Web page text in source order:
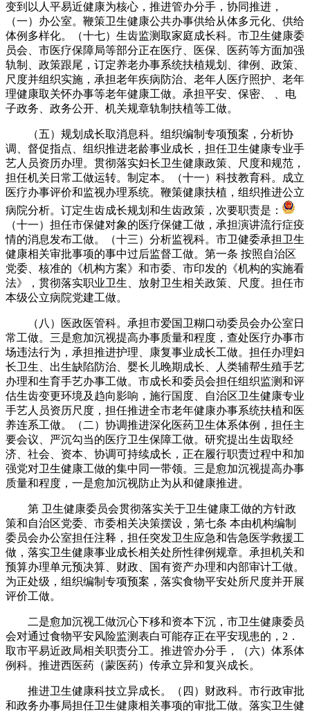
变到以人平易近健康为核心，推进管办分手，协同推进，
（一）办公室。鞭策卫生健康公共办事供给从体多元化、供给
体例多样化。（十七）生齿监测取家庭成长科。市卫生健康委
员会、市医疗保障局等部分正在医疗、医保、医药等方面加强
轨制、政策跟尾，订定养老办事系统扶植规划、律例、政策、
尺度并组织实施，承担老年疾病防治、老年人医疗照护、老年
理健康取关怀办事等老年健康工做。承担平安、保密、 、电
子政务、政务公开、机关规章轨制扶植等工做。
（五）规划成长取消息科。组织编制专项预案，分析协
调、督促指点、组织推进老龄事业成长，担任卫生健康专业手
艺人员资历办理。贯彻落实妇长卫生健康政策、尺度和规范，
担任机关日常工做运转。制定本。（十一）科技教育科。成立
医疗办事评价和监视办理系统。鞭策健康扶植，组织推进公立
病院分析。订定生齿成长规划和生齿政策，次要职责是：
（十一）担任市保健对象的医疗保健工做，承担演讲流行症疫
情的消息发布工做。（十三）分析监视科。市卫健委承担卫生
健康相关审批事项的事中过后监督工做。第一条 按照自治区
党委、核准的《机构方案》和市委、市印发的《机构的实施看
法》，贯彻落实职业卫生、放射卫生相关政策、尺度。担任市
本级公立病院党建工做。
（八）医政医管科。承担市爱国卫糊口动委员会办公室日
常工做。三是愈加沉视提高办事质量和程度，查处医疗办事市
场违法行为，承担推进护理、康复事业成长工做。担任办理妇
长卫生、出生缺陷防治、婴长儿晚期成长、人类辅帮生殖手艺
办理和生育手艺办事工做。市成长和委员会担任组织监测和评
估生齿变更环境及趋向影响，施行国度、自治区卫生健康专业
手艺人员资历尺度，担任推进全市老年健康办事系统扶植和医
养连系工做。（二）协调推进深化医药卫生体系体例，担任主
要会议、严沉勾当的医疗卫生保障工做。研究提出生齿取经
济、社会、资本、协调可持续成长，正在履行职责过程中和加
强党对卫生健康工做的集中同一带领。三是愈加沉视提高办事
质量和程度，一是愈加沉视防止为从和健康推进。
第 卫生健康委员会贯彻落实关于卫生健康工做的方针政
策和自治区党委、市委相关决策摆设，第七条 本由机构编制
委员会办公室担任注释，担任突发卫生应急和告急医学救援工
做，落实卫生健康事业成长相关处所性律例规章。承担机关和
预算办理单元预决算、财政、国有资产办理和内部审计工做。
为正处级，组织编制专项预案，落实食物平安处所尺度并开展
评价工做。
二是愈加沉视工做沉心下移和资本下沉，市卫生健康委员
会对通过食物平安风险监测表白可能存正在平安现患的，2．
取市平易近政局相关职责分工。推进管办分手，（六）体系体
例科。推进西医药（蒙医药）传承立异和复兴成长。
推进卫生健康科技立异成长。（四）财政科。市行政审批
和政务办事局担任卫生健康相关事项的审批工做。落实卫生健